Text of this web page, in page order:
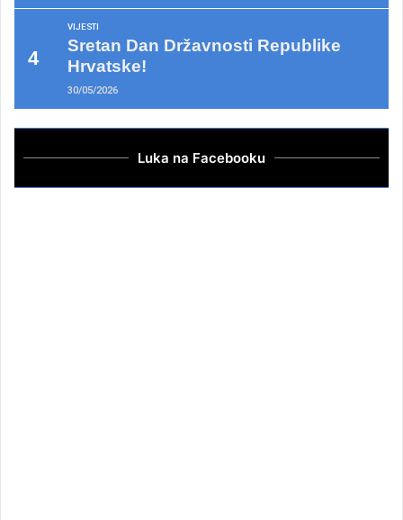
VIJESTI
Sretan Dan Državnosti Republike
Hrvatske!
30/05/2026
Luka na Facebooku